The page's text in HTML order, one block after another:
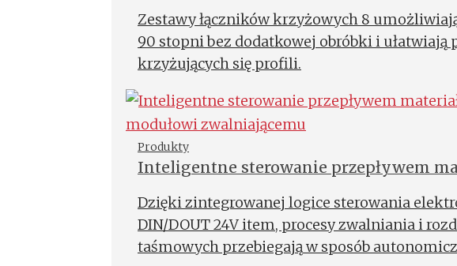
Zestawy łączników krzyżowych 8
90 stopni bez dodatkowej obróbki i ułatwiają
krzyżujących się profili.
Produkty
Inteligentne sterowanie przepływem
Dzięki zintegrowanej logice sterowania
DIN/DOUT 24V item, procesy zwalniania i
taśmowych przebiegają w sposób